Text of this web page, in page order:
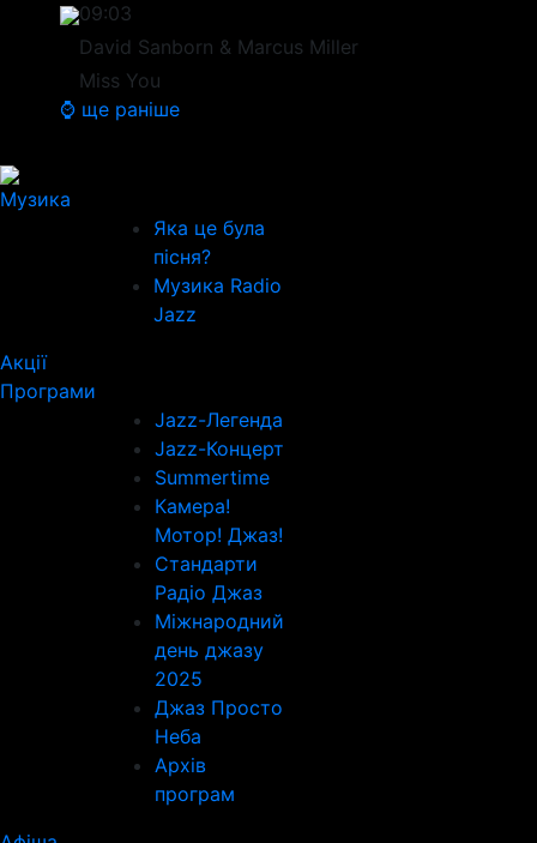
09:03
David Sanborn & Marcus Miller
Miss You
⌚ ще раніше
Музика
Яка це була
пісня?
Музика Radio
Jazz
Акції
Програми
Jazz-Легенда
Jazz-Концерт
Summertime
Камера!
Мотор! Джаз!
Стандарти
Радіо Джаз
Міжнародний
день джазу
2025
Джаз Просто
Неба
Архів
програм